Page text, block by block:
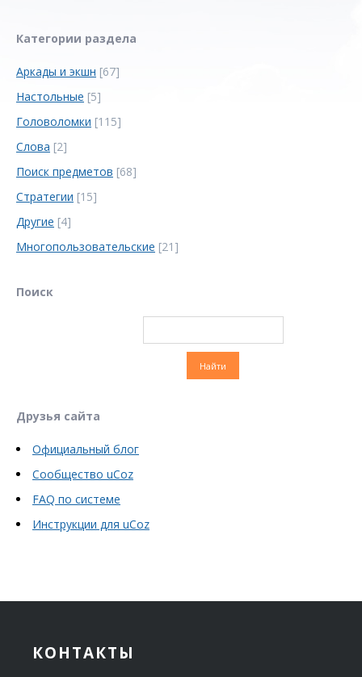
Категории раздела
Аркады и экшн [67]
Настольные [5]
Головоломки [115]
Слова [2]
Поиск предметов [68]
Стратегии [15]
Другие [4]
Многопользовательские [21]
Поиск
Друзья сайта
Официальный блог
Сообщество uCoz
FAQ по системе
Инструкции для uCoz
КОНТАКТЫ